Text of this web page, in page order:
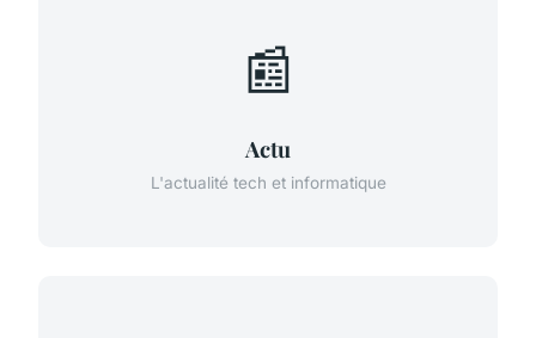
📰
Actu
L'actualité tech et informatique